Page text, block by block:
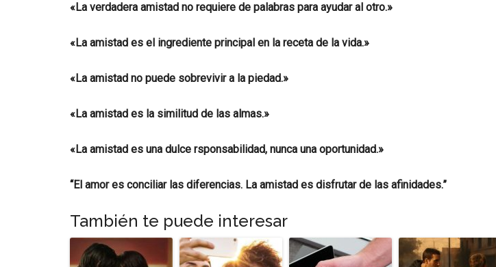
«La verdadera amistad no requiere de palabras para ayudar al otro.»
«La amistad es el ingrediente principal en la receta de la vida.»
«La amistad no puede sobrevivir a la piedad.»
«La amistad es la similitud de las almas.»
«La amistad es una dulce rsponsabilidad, nunca una oportunidad.»
“El amor es conciliar las diferencias. La amistad es disfrutar de las afinidades.”
También te puede interesar